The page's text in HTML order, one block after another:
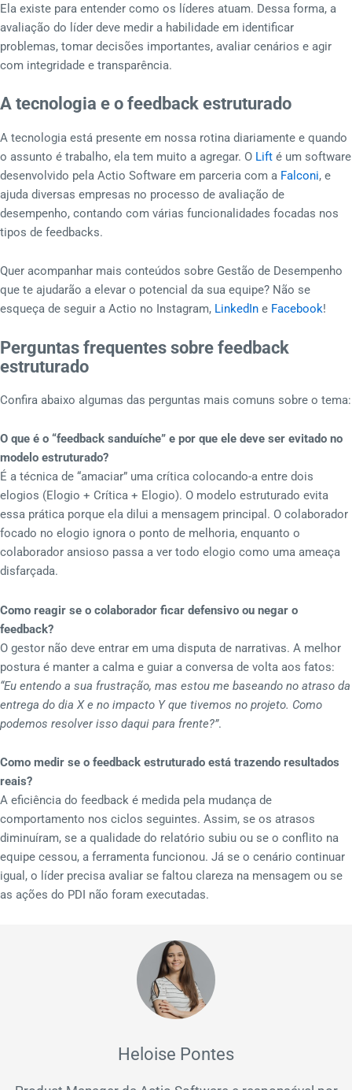
Ela existe para entender como os líderes atuam. Dessa forma, a
avaliação do líder deve medir a habilidade em identificar
problemas, tomar decisões importantes, avaliar cenários e agir
com integridade e transparência.
A tecnologia e o feedback estruturado
A tecnologia está presente em nossa rotina diariamente e quando
o assunto é trabalho, ela tem muito a agregar. O Lift é um software
desenvolvido pela Actio Software em parceria com a Falconi, e
ajuda diversas empresas no processo de avaliação de
desempenho, contando com várias funcionalidades focadas nos
tipos de feedbacks.
Quer acompanhar mais conteúdos sobre Gestão de Desempenho
que te ajudarão a elevar o potencial da sua equipe? Não se
esqueça de seguir a Actio no Instagram, LinkedIn e Facebook!
Perguntas frequentes sobre feedback
estruturado
Confira abaixo algumas das perguntas mais comuns sobre o tema:
O que é o “feedback sanduíche” e por que ele deve ser evitado no
modelo estruturado?
É a técnica de “amaciar” uma crítica colocando-a entre dois
elogios (Elogio + Crítica + Elogio). O modelo estruturado evita
essa prática porque ela dilui a mensagem principal. O colaborador
focado no elogio ignora o ponto de melhoria, enquanto o
colaborador ansioso passa a ver todo elogio como uma ameaça
disfarçada.
Como reagir se o colaborador ficar defensivo ou negar o
feedback?
O gestor não deve entrar em uma disputa de narrativas. A melhor
postura é manter a calma e guiar a conversa de volta aos fatos:
“Eu entendo a sua frustração, mas estou me baseando no atraso da
entrega do dia X e no impacto Y que tivemos no projeto. Como
podemos resolver isso daqui para frente?”.
Como medir se o feedback estruturado está trazendo resultados
reais?
A eficiência do feedback é medida pela mudança de
comportamento nos ciclos seguintes. Assim, se os atrasos
diminuíram, se a qualidade do relatório subiu ou se o conflito na
equipe cessou, a ferramenta funcionou. Já se o cenário continuar
igual, o líder precisa avaliar se faltou clareza na mensagem ou se
as ações do PDI não foram executadas.
Heloise Pontes